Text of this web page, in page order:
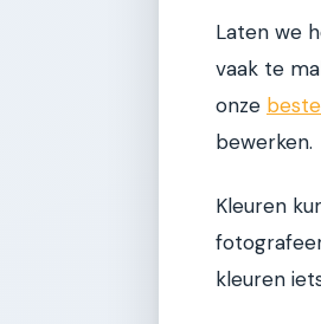
Laten we
vaak te
onze
bewerken.
Kleuren
kleuren